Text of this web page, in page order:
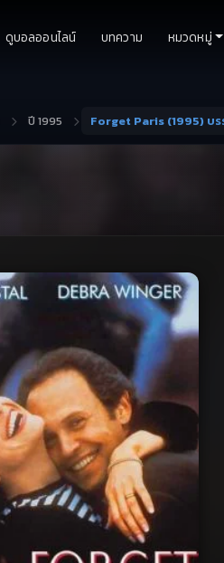
ดูบอลออนไลน์ บทความ หมวดหมู่
ปี 1995 Forget Paris (1995) บร